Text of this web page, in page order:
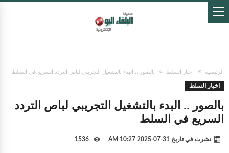
الرئيسية اخبار السلط بالصور .. البدء بالتشغيل التجريبي لباص التردد السريع في السلط
اخبار السلط
بالصور .. البدء بالتشغيل التجريبي لباص التردد
السريع في السلط
نشرت في تاريخ 31-07-2025 10:27 AM